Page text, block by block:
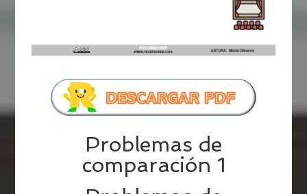
Problemas de
comparación 1